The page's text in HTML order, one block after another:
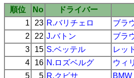
順位 No ドライバー
1
23 R.バリチェロ ブラ
2
22 J.バトン ブラ
3
15 S.ベッテル レッ
4
16 N.ロズベルグ ウィ
5
5 R.クビサ BMW